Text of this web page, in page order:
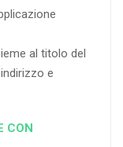
al titolo del
e
CON